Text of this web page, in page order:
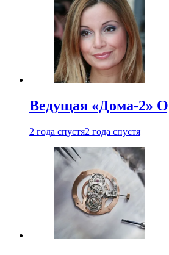
Ведущая «Дома-2»
2 года спустя2 года спустя